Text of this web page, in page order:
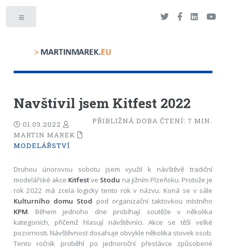
Navštívil jsem Kitfest 2022
PŘIBLIŽNÁ DOBA ČTENÍ: 7 MIN.
01.03.2022
MARTIN MAREK
MODELÁŘSTVÍ
Druhou únorovou sobotu jsem využil k návštěvě tradiční
modelářské akce Kitfestve Stodu na jižním Plzeňsku. Protože je
rok 2022 má zcela logicky tento rok v názvu. Koná se v sále
Kulturního domu Stod pod organizační taktovkou místního
KPM. Během jednoho dne probíhají soutěže v několika
kategoriích, přičemž hlasují návštěvníci. Akce se těší velké
pozornosti. Návštěvnost dosahuje obvykle několika stovek osob.
Tento ročník proběhl po jednoroční přestávce způsobené